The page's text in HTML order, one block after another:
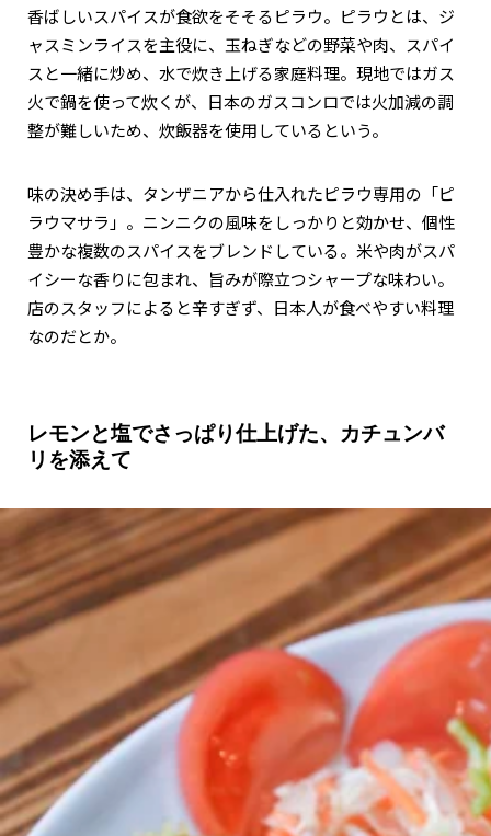
香ばしいスパイスが食欲をそそるピラウ。ピラウとは、ジ
ャスミンライスを主役に、玉ねぎなどの野菜や肉、スパイ
スと一緒に炒め、水で炊き上げる家庭料理。現地ではガス
火で鍋を使って炊くが、日本のガスコンロでは火加減の調
整が難しいため、炊飯器を使用しているという。
味の決め手は、タンザニアから仕入れたピラウ専用の「ピ
ラウマサラ」。ニンニクの風味をしっかりと効かせ、個性
豊かな複数のスパイスをブレンドしている。米や肉がスパ
イシーな香りに包まれ、旨みが際立つシャープな味わい。
店のスタッフによると辛すぎず、日本人が食べやすい料理
なのだとか。
レモンと塩でさっぱり仕上げた、カチュンバ
リを添えて